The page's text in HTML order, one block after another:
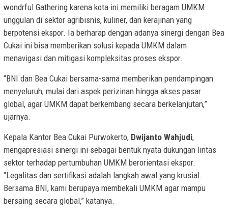
wondrful Gathering karena kota ini memiliki beragam UMKM
unggulan di sektor agribisnis, kuliner, dan kerajinan yang
berpotensi ekspor. Ia berharap dengan adanya sinergi dengan Bea
Cukai ini bisa memberikan solusi kepada UMKM dalam
menavigasi dan mitigasi kompleksitas proses ekspor.
“BNI dan Bea Cukai bersama-sama memberikan pendampingan
menyeluruh, mulai dari aspek perizinan hingga akses pasar
global, agar UMKM dapat berkembang secara berkelanjutan,”
ujarnya.
Kepala Kantor Bea Cukai Purwokerto, Dwijanto Wahjudi,
mengapresiasi sinergi ini sebagai bentuk nyata dukungan lintas
sektor terhadap pertumbuhan UMKM berorientasi ekspor.
“Legalitas dan sertifikasi adalah langkah awal yang krusial.
Bersama BNI, kami berupaya membekali UMKM agar mampu
bersaing secara global,” katanya.